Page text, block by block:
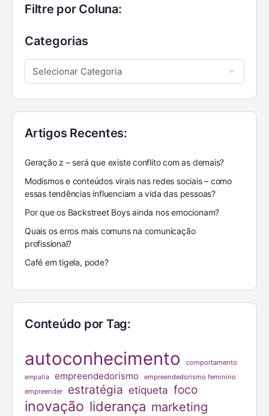
Filtre por Coluna:
Categorias
Artigos Recentes:
Geração z – será que existe conflito com as demais?
Modismos e conteúdos virais nas redes sociais – como
essas tendências influenciam a vida das pessoas?
Por que os Backstreet Boys ainda nos emocionam?
Quais os erros mais comuns na comunicação
profissional?
Café em tigela, pode?
Conteúdo por Tag:
autoconhecimento comportamento
empatia empreendedorismo
empreendedorismo feminino
empreender
estratégia etiqueta foco
inovação liderança marketing